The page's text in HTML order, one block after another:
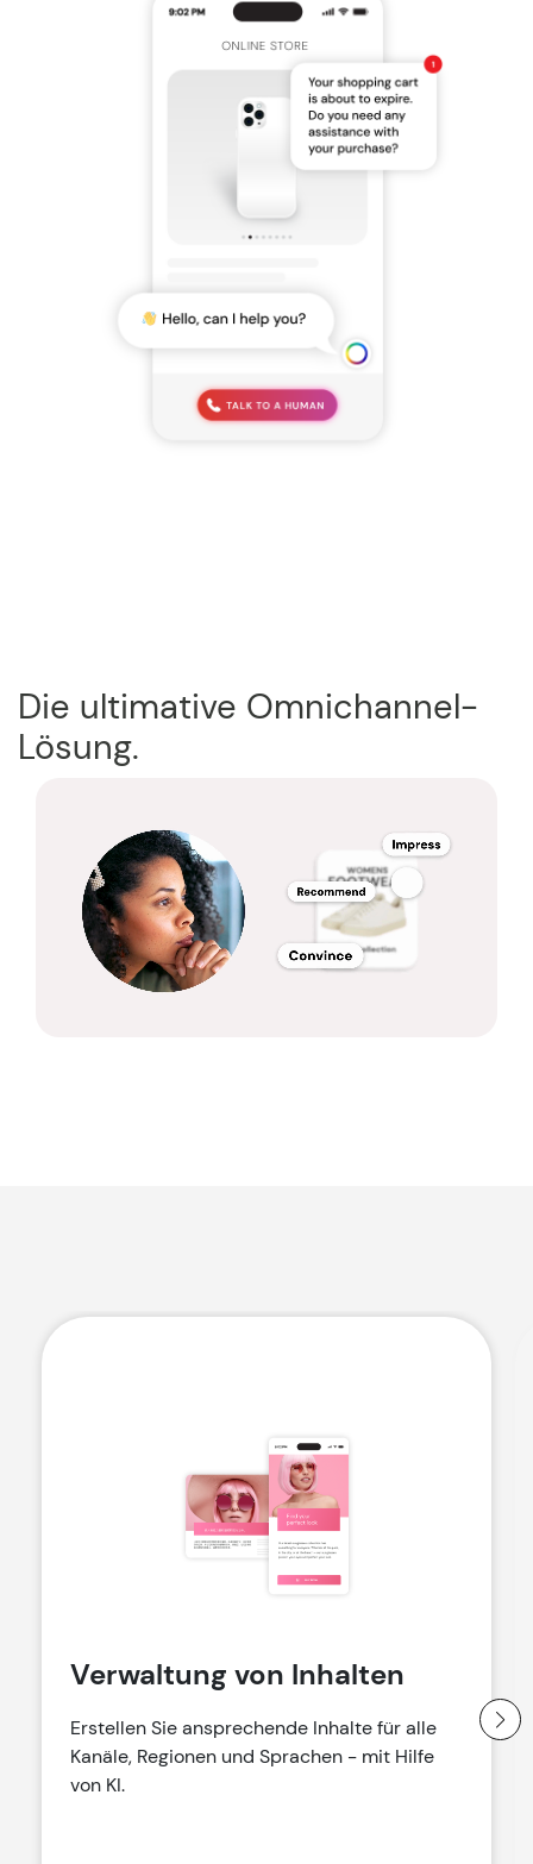
Die ultimative Omnichannel-
Lösung.
Verwaltung von Inhalten
Erstellen Sie ansprechende Inhalte für alle
Kanäle, Regionen und Sprachen - mit Hilfe
von KI.